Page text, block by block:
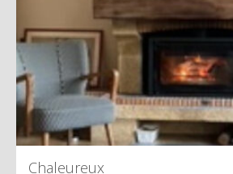
Chaleureux